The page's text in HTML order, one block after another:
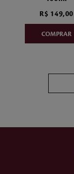
R$ 149,00